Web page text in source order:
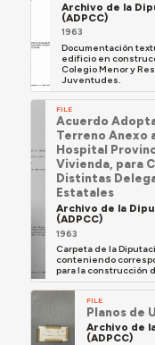
Archivo de la
(ADPCC)
1963
Documentación
edificio en
Colegio Menor y
Juventudes.
FILE
Acuerdo
Terreno Anexo
Hospital
Vivienda, para
Distintas
Estatales
Archivo de la
(ADPCC)
1963
Carpeta de la
conteniendo
para la construcción
FILE
Planos de
Archivo de
(ADPCC)